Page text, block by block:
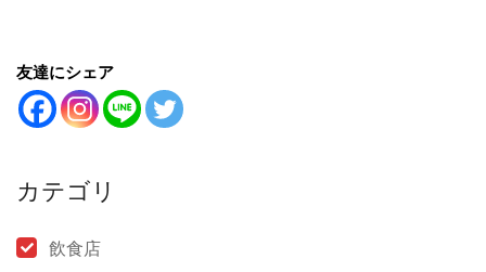
友達にシェア
カテゴリ
飲食店